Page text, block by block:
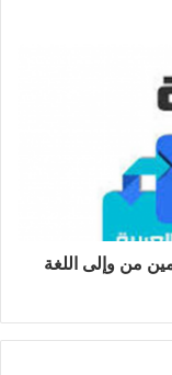
من وإلى اللغة